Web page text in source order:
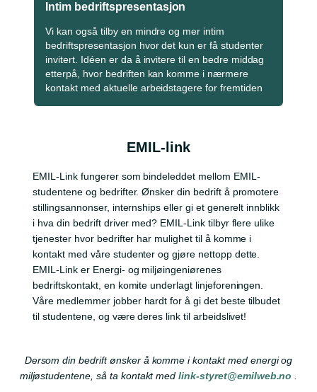
Intim bedriftspresentasjon
Vi kan også tilby en mindre og mer intim
bedriftspresentasjon hvor det kun er få studenter
invitert. Idéen er da å invitere til en bedre middag
etterpå, hvor bedriften kan komme i nærmere
kontakt med aktuelle arbeidstagere for fremtiden
EMIL-link
EMIL-Link fungerer som bindeleddet mellom EMIL-
studentene og bedrifter. Ønsker din bedrift å promotere
stillingsannonser, internships eller gi et generelt innblikk
i hva din bedrift driver med? EMIL-Link tilbyr flere ulike
tjenester hvor bedrifter har mulighet til å komme i
kontakt med våre studenter og gjøre nettopp dette.
EMIL-Link er Energi- og miljøingeniørenes
bedriftskontakt, en komite underlagt linjeforeningen.
Våre medlemmer jobber hardt for å gi det beste tilbudet
til studentene, og være deres link til arbeidslivet!
Dersom din bedrift ønsker å komme i kontakt med energi og
miljøstudentene, så ta kontakt med link-styret@emilweb.no .